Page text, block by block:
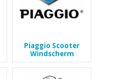
Piaggio Scooter
Windscherm